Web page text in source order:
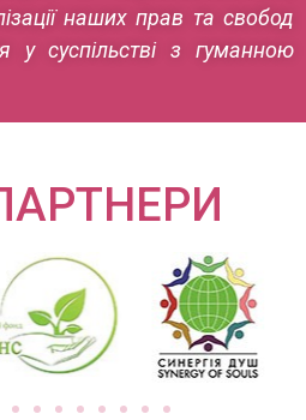
наших прав та свобод
у суспільстві з гуманною